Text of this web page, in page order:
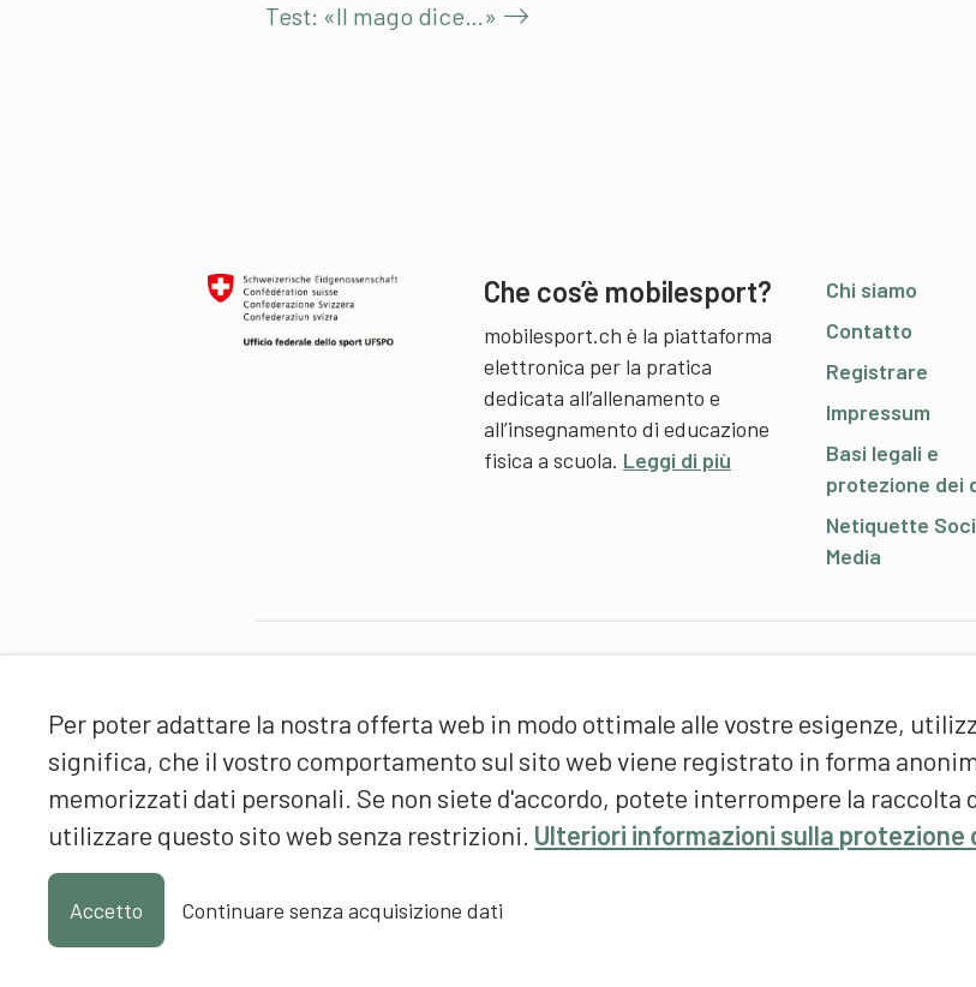
Per poter adattare la nostra offerta web in modo ottimale alle vostre esigenze,
significa, che il vostro comportamento sul sito web viene registrato in forma
memorizzati dati personali. Se non siete d'accordo, potete interrompere la raccolta
utilizzare questo sito web senza restrizioni. Ulteriori informazioni sulla protezione
Accetto Continuare senza acquisizione dati
Test: «Il mago dice…»
Che cos’è mobilesport?
mobilesport.ch è la piattaforma
elettronica per la pratica
dedicata all’allenamento e
all’insegnamento di educazione
fisica a scuola. Leggi di più
Chi siamo
Contatto
Registrare
Impressum
Basi legali e
protezione dei
Netiquette
Media